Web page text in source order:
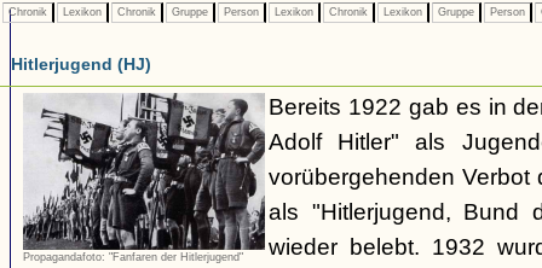
Chronik Lexikon Chronik Gruppe Person Lexikon Chronik Lexikon Gruppe Person
Hitlerjugend (HJ)
Propagandafoto: "Fanfaren der Hitlerjugend"
Bereits 1922 gab es in
Adolf Hitler" als
vorübergehenden Verbot
als "Hitlerjugend, Bund
wieder belebt. 1932